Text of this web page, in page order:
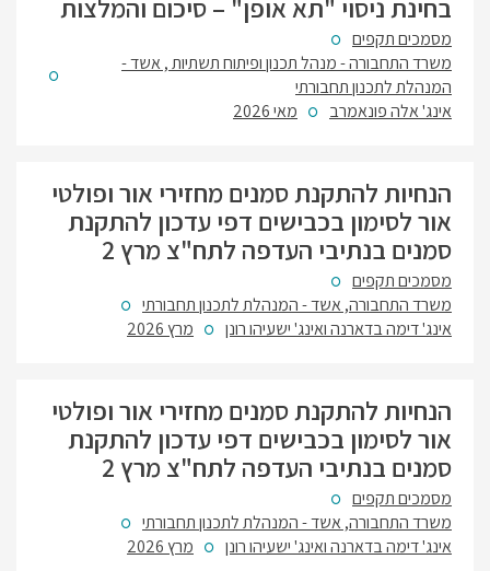
בחינת ניסוי "תא אופן" – סיכום והמלצות
מסמכים תקפים
משרד התחבורה - מנהל תכנון ופיתוח תשתיות , אשד -
המנהלת לתכנון תחבורתי
אינג' אלה פונאמרב
מאי 2026
הנחיות להתקנת סמנים מחזירי אור ופולטי
אור לסימון בכבישים דפי עדכון להתקנת
סמנים בנתיבי העדפה לתח"צ מרץ 2
מסמכים תקפים
משרד התחבורה, אשד - המנהלת לתכנון תחבורתי
אינג' דימה בדארנה ואינג' ישעיהו רונן
מרץ 2026
הנחיות להתקנת סמנים מחזירי אור ופולטי
אור לסימון בכבישים דפי עדכון להתקנת
סמנים בנתיבי העדפה לתח"צ מרץ 2
מסמכים תקפים
משרד התחבורה, אשד - המנהלת לתכנון תחבורתי
אינג' דימה בדארנה ואינג' ישעיהו רונן
מרץ 2026